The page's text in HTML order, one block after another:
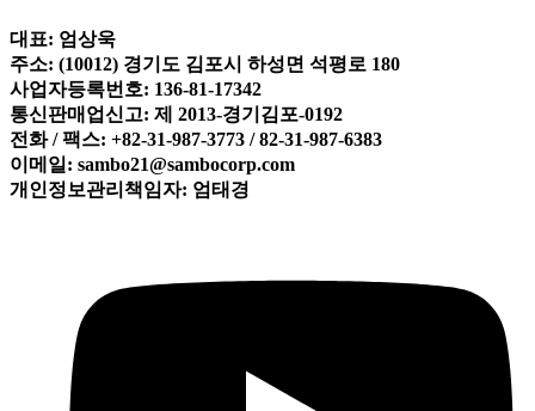
대표: 엄상욱
주소: (10012) 경기도 김포시 하성면 석평로 180
사업자등록번호: 136-81-17342
통신판매업신고: 제 2013-경기김포-0192
전화 / 팩스: +82-31-987-3773 / 82-31-987-6383
이메일: sambo21@sambocorp.com
개인정보관리책임자: 엄태경